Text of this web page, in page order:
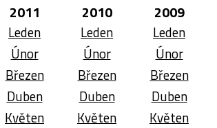
2011
Leden
Únor
Březen
Duben
Květen
2010
Leden
Únor
Březen
Duben
Květen
2009
Leden
Únor
Březen
Duben
Květen